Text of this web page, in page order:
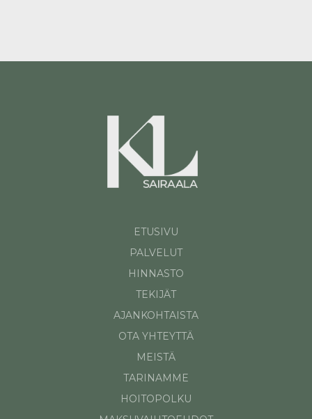
ETUSIVU
PALVELUT
HINNASTO
TEKIJÄT
AJANKOHTAISTA
OTA YHTEYTTÄ
MEISTÄ
TARINAMME
HOITOPOLKU